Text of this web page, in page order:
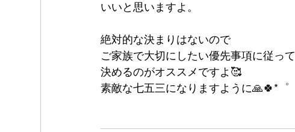
いいと思いますよ。
絶対的な決まりはないので
ご家族で大切にしたい優先事項に従って
決めるのがオススメですよ🥰
素敵な七五三になりますように🙏🍀*゜